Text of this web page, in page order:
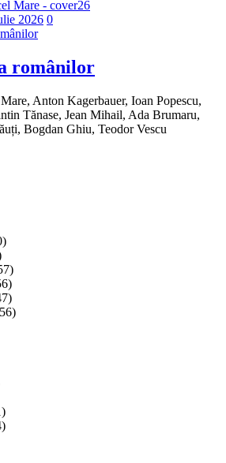
2026 Număr
0
românilor
Anton Kagerbauer, Ioan Popescu,
Tănase, Jean Mihail, Ada Brumaru,
Bogdan Ghiu, Teodor Vescu